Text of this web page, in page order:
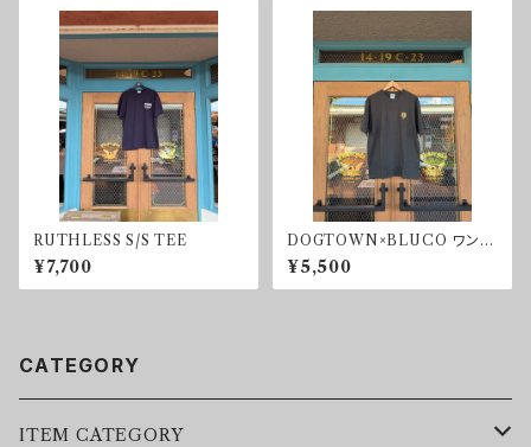
RUTHLESS S/S TEE
¥7,700
DOGTOWN×BLUCO ワンポ
イントTシャツ
¥5,500
CATEGORY
ITEM CATEGORY